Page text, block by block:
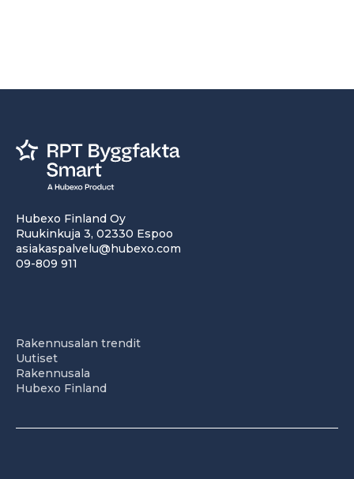
Hubexo Finland Oy
Ruukinkuja 3, 02330 Espoo
asiakaspalvelu@hubexo.com
09-809 911
Rakennusalan trendit
Uutiset
Rakennusala
Hubexo Finland